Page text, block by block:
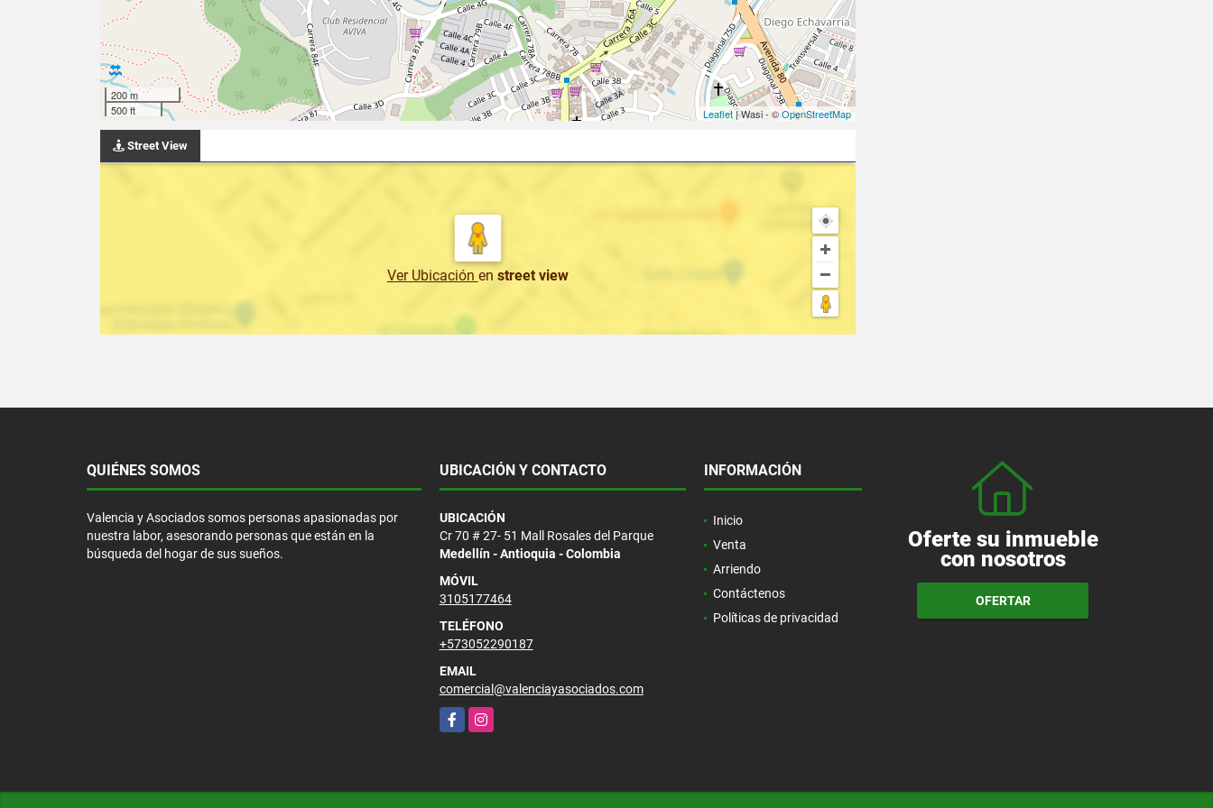
200 m
500 ft
Leaflet| Wasi - ©OpenStreetMap
Street View
Ver Ubicación en street view
QUIÉNES SOMOS
Valencia y Asociados somos personas apasionadas por
nuestra labor, asesorando personas que están en la
búsqueda del hogar de sus sueños.
UBICACIÓN Y CONTACTO
UBICACIÓN
Cr 70 # 27- 51 Mall Rosales del Parque
Medellín - Antioquia - Colombia
MÓVIL
3105177464
TELÉFONO
+573052290187
EMAIL
comercial@valenciayasociados.com
FacebookInstagram
INFORMACIÓN
Inicio
Venta
Arriendo
Contáctenos
Políticas de privacidad
Oferte su inmueble
con nosotros
OFERTAR